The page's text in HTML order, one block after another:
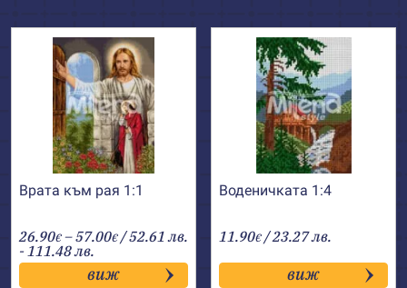
Врата към рая 1:1
26.90€ –57.00€Price
range:
26.90€
through
/ 52.61 лв.
- 111.48 лв.
виж
Воденичката 1:4
11.90€ / 23.27 лв.
виж